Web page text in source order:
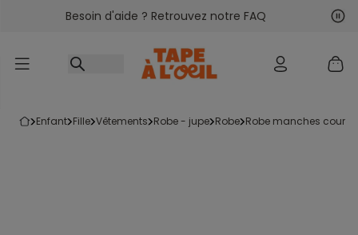
Accéder au contenu
Besoin d'aide ? Retrouvez notre FAQ
enfant fille vêtements robe - jupe robe robe manches